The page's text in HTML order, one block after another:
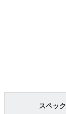
スペック